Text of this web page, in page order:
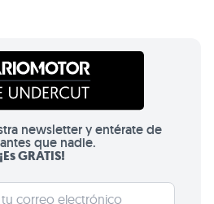
newsletter y entérate de
que nadie.
¡Es GRATIS!